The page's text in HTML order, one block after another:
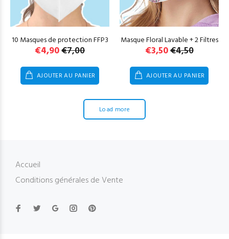
10 Masques de protection FFP3
€7,00
Le
initial
était :
€4,90Le
actuel
est :
AJOUTER AU PANIER
Masque Floral Lavable + 2 Filtres
€4,50
Le
initial
était :
€3,50Le
actuel
est :
AJOUTER AU PANIER
Load more
Accueil
Conditions générales de Vente